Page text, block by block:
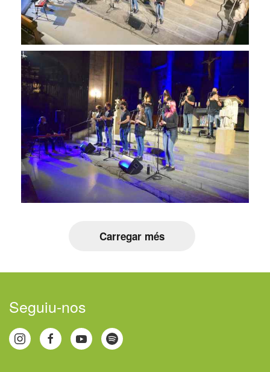
Carregar més
Seguiu-nos